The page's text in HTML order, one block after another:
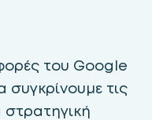
του Google
τις
στρατηγική